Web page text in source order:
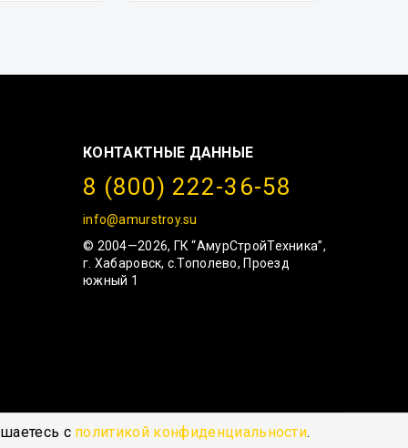
с политикой конфиденциальности.
КОНТАКТНЫЕ ДАННЫЕ
8 (800) 222-36-58
info@amurstroy.su
© 2004—2026, ГК “АмурСтройТехника”,
г. Хабаровск, с.Тополево, Проезд
южный 1